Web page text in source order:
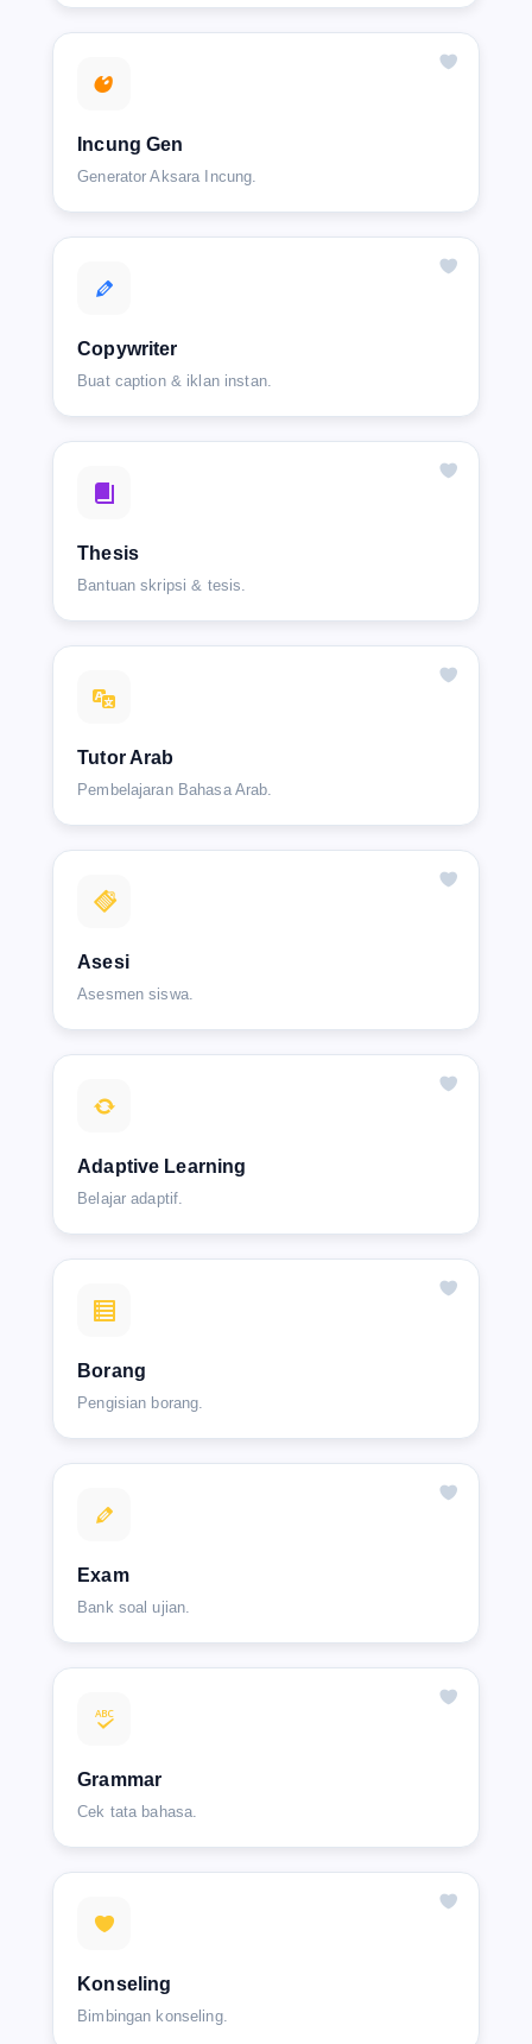
Incung Gen
Generator Aksara Incung.
Copywriter
Buat caption & iklan instan.
Thesis
Bantuan skripsi & tesis.
Tutor Arab
Pembelajaran Bahasa Arab.
Asesi
Asesmen siswa.
Adaptive Learning
Belajar adaptif.
Borang
Pengisian borang.
Exam
Bank soal ujian.
Grammar
Cek tata bahasa.
Konseling
Bimbingan konseling.